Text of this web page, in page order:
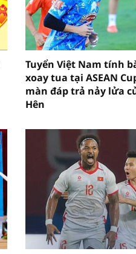
Tuyển Việt Nam tính
xoay tua tại ASEAN
màn đáp trả nảy lửa
Hên